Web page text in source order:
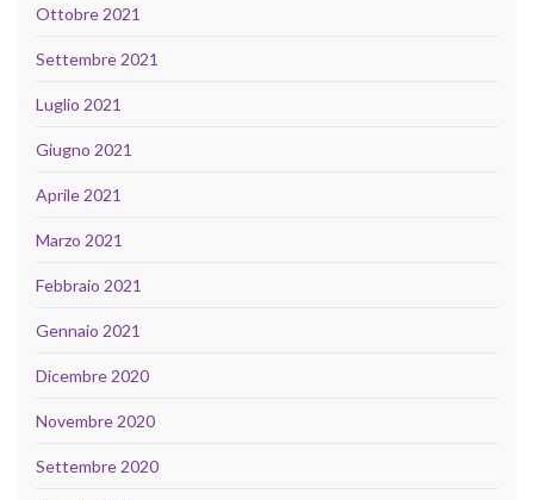
Ottobre 2021
Settembre 2021
Luglio 2021
Giugno 2021
Aprile 2021
Marzo 2021
Febbraio 2021
Gennaio 2021
Dicembre 2020
Novembre 2020
Settembre 2020